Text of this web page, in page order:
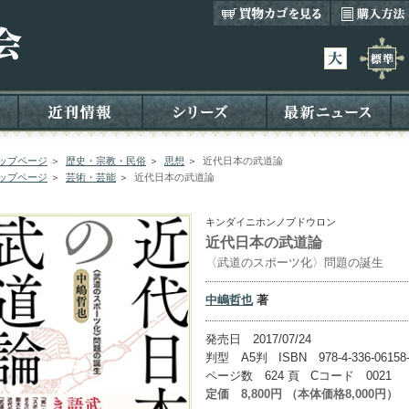
プページ ＞ 歴史・宗教・民俗 ＞ 思想 ＞
近代日本の武道論
プページ ＞ 芸術・芸能 ＞ 近代日本の武道論
キンダイニホンノブドウロン
近代日本の武道論
〈武道のスポーツ化〉問題の誕生
中嶋哲也著
発売日 2017/07/24
判型 A5判 ISBN 978-4-336-
ページ数 624 頁 Cコード 0021
定価 8,800円 （本体価格8,000円）